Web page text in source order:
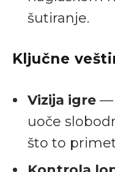
šutiranje.
Ključne
Vizija igre —
uoče
što to